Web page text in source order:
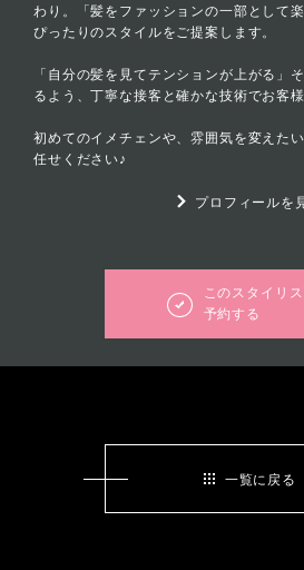
わり。「髪をファッションの一部として
ぴったりのスタイルをご提案します。
「自分の髪を見てテンションが上がる」
るよう、丁寧な接客と確かな技術でお客
初めてのイメチェンや、雰囲気を変えた
任せください♪
プロフィールを
このスタイリ
予約する
一覧に戻る